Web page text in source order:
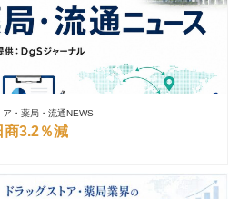
ア・薬局・流通NEWS
商3.2％減